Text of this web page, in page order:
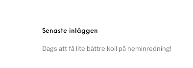
Senaste inläggen
Dags att få lite bättre koll på heminredning!